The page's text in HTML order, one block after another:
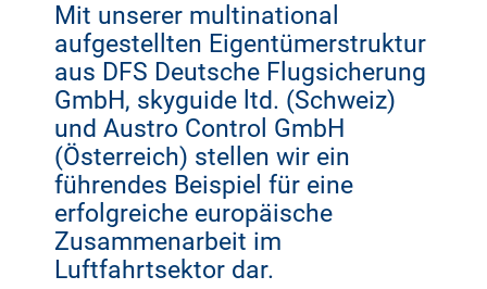
Mit unserer multinational
aufgestellten Eigentümerstruktur
aus DFS Deutsche Flugsicherung
GmbH, skyguide ltd. (Schweiz)
und Austro Control GmbH
(Österreich) stellen wir ein
führendes Beispiel für eine
erfolgreiche europäische
Zusammenarbeit im
Luftfahrtsektor dar.